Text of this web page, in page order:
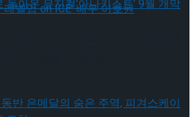
어디에도 없던 새로운 형태의
나 혼자만 레벨업 on ICE’ 배우